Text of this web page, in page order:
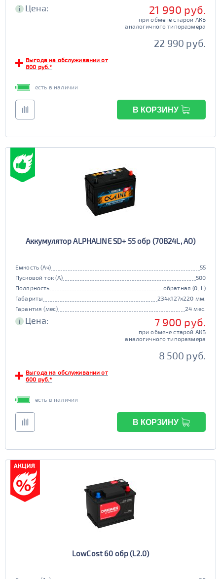
i Цена: 21 990 руб.
при обмене старой АКБ
аналогичного типоразмера
22 990 руб.
Выгода на обслуживании от
800 руб.*
есть в наличии
В КОРЗИНУ
Аккумулятор ALPHALINE SD+ 55 обр (70B24L, AO)
Емкость (Ач)
55
Пусковой ток (А)
500
Полярность
обратная (0, L)
Габариты
234x127x220 мм.
Гарантия (мес)
24 мес.
i Цена: 7 900 руб.
при обмене старой АКБ
аналогичного типоразмера
8 500 руб.
Выгода на обслуживании от
600 руб.*
есть в наличии
В КОРЗИНУ
LowCost 60 обр (L2.0)